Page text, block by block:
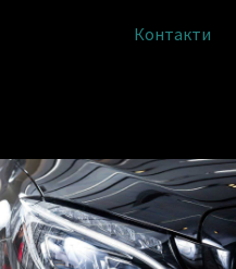
Контакти
Выездная автомойка
Химчистка салона